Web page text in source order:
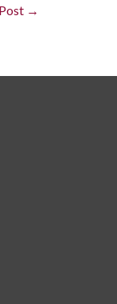
→